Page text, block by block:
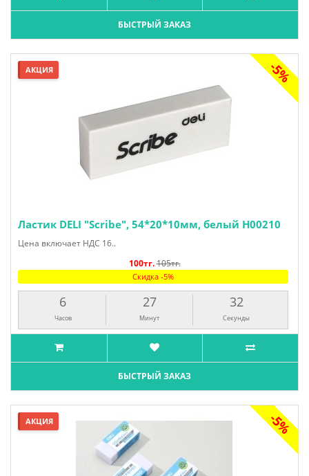
БЫСТРЫЙ ЗАКАЗ
-5%
АКЦИЯ
Ластик DELI "Scribe", 54*20*10мм, белый H00210
Цена включает НДС 16..
100тг.105тг.
Скидка -5%
6
Часов
27
Минут
31
Секунда
БЫСТРЫЙ ЗАКАЗ
-5%
АКЦИЯ